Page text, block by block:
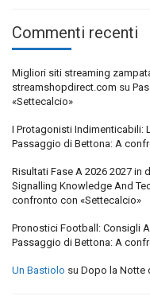
Commenti recenti
Migliori siti streaming
streamshopdirect.com su
«Settecalcio»
I Protagonisti Indimenticabili:
Passaggio di Bettona: A
Risultati Fase A 2026 2027
Signalling Knowledge And
confronto con «Settecalcio»
Pronostici Football: Consigli
Passaggio di Bettona: A
Un Bastiolo su Dopo la Notte